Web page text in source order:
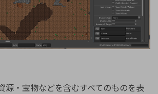
源・宝物などを含むすべてのものを表